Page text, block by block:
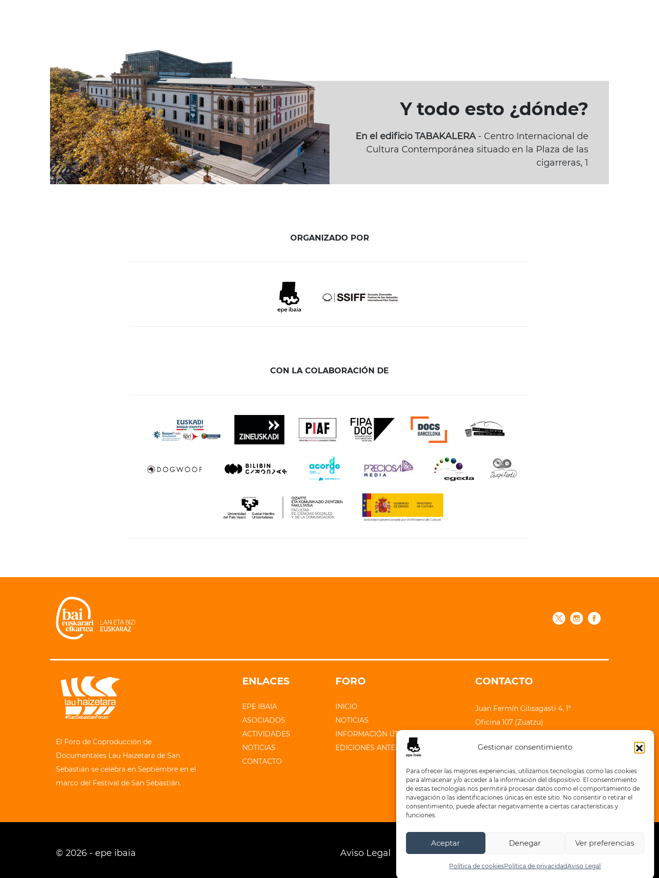
Gestionar consentimiento
Para ofrecer las mejores experiencias, utilizamos tecnologías como las cookies
para almacenar y/o acceder a la información del dispositivo. El consentimiento
de estas tecnologías nos permitirá procesar datos como el comportamiento de
navegación o las identificaciones únicas en este sitio. No consentir o retirar el
consentimiento, puede afectar negativamente a ciertas características y
funciones.
Aceptar Denegar Ver preferencias
Política de cookiesPolítica de privacidadAviso Legal
Y todo esto ¿dónde?
En el edificio TABAKALERA- Centro Internacional de
Cultura Contemporánea situado en la Plaza de las
cigarreras, 1
ORGANIZADO POR
CON LA COLABORACIÓN DE
El Foro de Coproducción de
Documentales Lau Haizetara de San
Sebastián se celebra en Septiembre en el
marco del Festival de San Sebastián.
ENLACES
EPE IBAIA
ASOCIADOS
ACTIVIDADES
NOTICIAS
CONTACTO
FORO
INICIO
NOTICIAS
INFORMACIÓN ÚTIL
EDICIONES ANTERIORES
CONTACTO
Juan Fermín Gilisagasti 4, 1º
Oficina 107 (Zuatzu)
+34 943 32 71 83
© 2026 - epe ibaia Aviso Legal Política de privacidad